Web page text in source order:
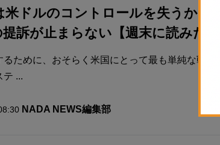
米ドルのコントロールを失うかも
訴が止まらない【週末に読みた
るために、おそらく米国にとって最も単純な戦
テ ...
NADA NEWS編集部